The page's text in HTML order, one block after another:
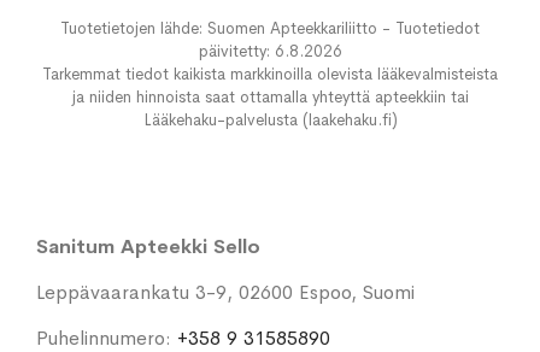
Tuotetietojen lähde: Suomen Apteekkariliitto - Tuotetiedot
päivitetty: 6.8.2026
Tarkemmat tiedot kaikista markkinoilla olevista lääkevalmisteista
ja niiden hinnoista saat ottamalla yhteyttä apteekkiin tai
Lääkehaku-palvelusta (laakehaku.fi)
Sanitum Apteekki Sello
Leppävaarankatu 3-9, 02600 Espoo, Suomi
Puhelinnumero: +358 9 31585890